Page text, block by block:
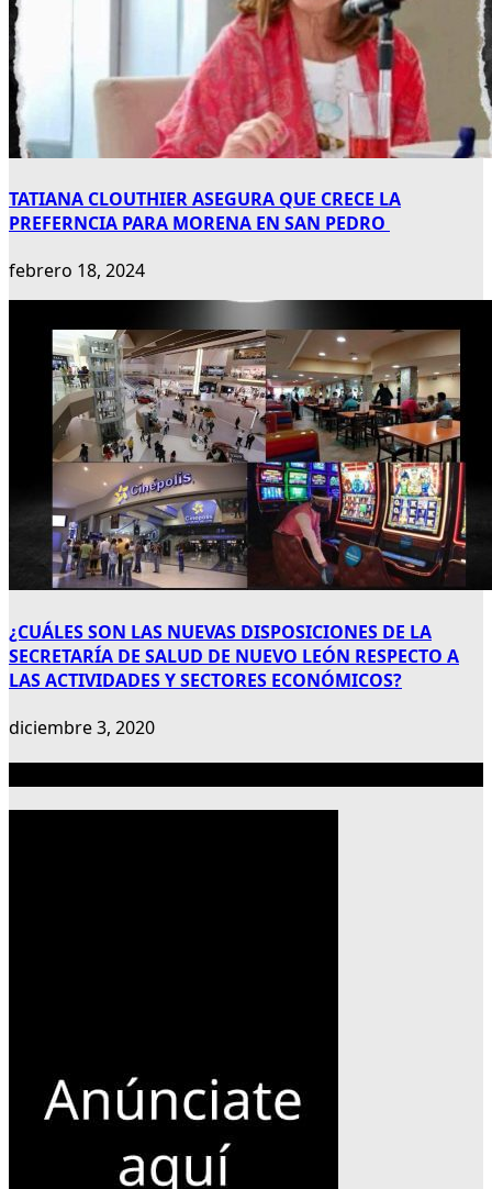
TATIANA CLOUTHIER ASEGURA QUE CRECE LA
PREFERNCIA PARA MORENA EN SAN PEDRO
febrero 18, 2024
¿CUÁLES SON LAS NUEVAS DISPOSICIONES DE LA
SECRETARÍA DE SALUD DE NUEVO LEÓN RESPECTO A
LAS ACTIVIDADES Y SECTORES ECONÓMICOS?
diciembre 3, 2020